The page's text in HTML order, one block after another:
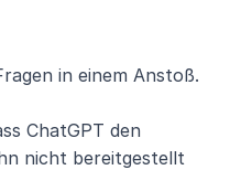
in einem Anstoß.
ChatGPT den
nicht bereitgestellt